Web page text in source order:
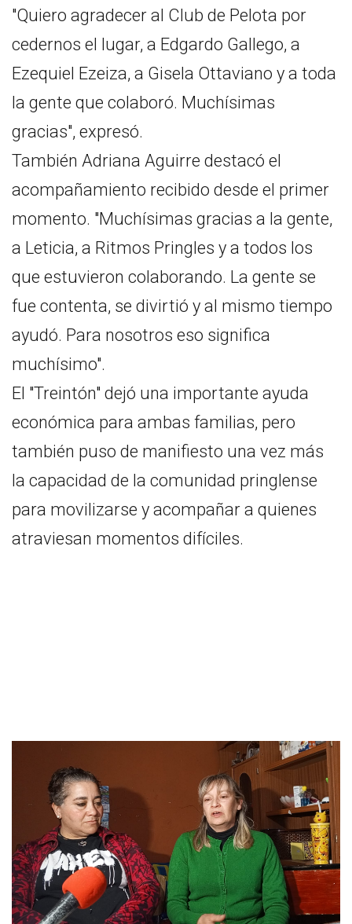
"Quiero agradecer al Club de Pelota por
cedernos el lugar, a Edgardo Gallego, a
Ezequiel Ezeiza, a Gisela Ottaviano y a toda
la gente que colaboró. Muchísimas
gracias", expresó.
También Adriana Aguirre destacó el
acompañamiento recibido desde el primer
momento. "Muchísimas gracias a la gente,
a Leticia, a Ritmos Pringles y a todos los
que estuvieron colaborando. La gente se
fue contenta, se divirtió y al mismo tiempo
ayudó. Para nosotros eso significa
muchísimo".
El "Treintón" dejó una importante ayuda
económica para ambas familias, pero
también puso de manifiesto una vez más
la capacidad de la comunidad pringlense
para movilizarse y acompañar a quienes
atraviesan momentos difíciles.